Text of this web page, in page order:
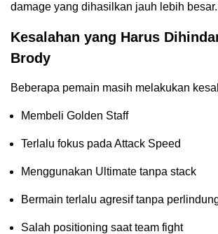
damage yang dihasilkan jauh lebih besar.
Kesalahan yang Harus
Brody
Beberapa pemain masih melakukan
Membeli Golden Staff
Terlalu fokus pada Attack Speed
Menggunakan Ultimate tanpa stack
Bermain terlalu agresif tanpa
Salah positioning saat team fight